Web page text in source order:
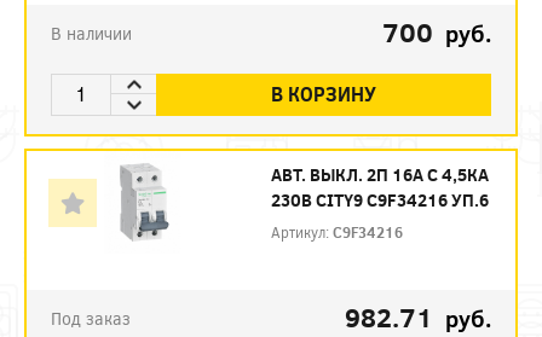
В наличии 700 руб.
В КОРЗИНУ
АВТ. ВЫКЛ. 2П 16А С 4,5КА
230В CITY9 C9F34216 УП.6
Артикул:C9F34216
Под заказ 982.71 руб.